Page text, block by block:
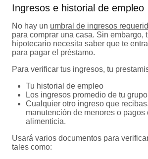
Ingresos e historial de empleo
No hay un umbral de ingresos
para comprar una casa. Sin embargo,
hipotecario necesita saber que te
para pagar el préstamo.
Para verificar tus ingresos, tu
Tu historial de empleo
Los ingresos promedio de tu
Cualquier otro ingreso que
manutención de menores o pagos
alimenticia.
Usará varios documentos para
tales como: